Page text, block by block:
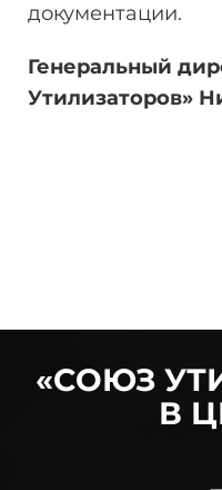
документации.
Генеральный
Утилизаторов»
«СОЮЗ
В